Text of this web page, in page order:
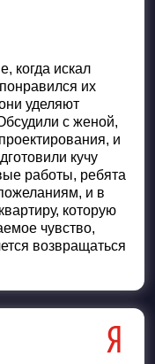
когда искал
их
уделяют
с женой,
и
кучу
работы, ребята
и в
которую
чувство,
возвращаться